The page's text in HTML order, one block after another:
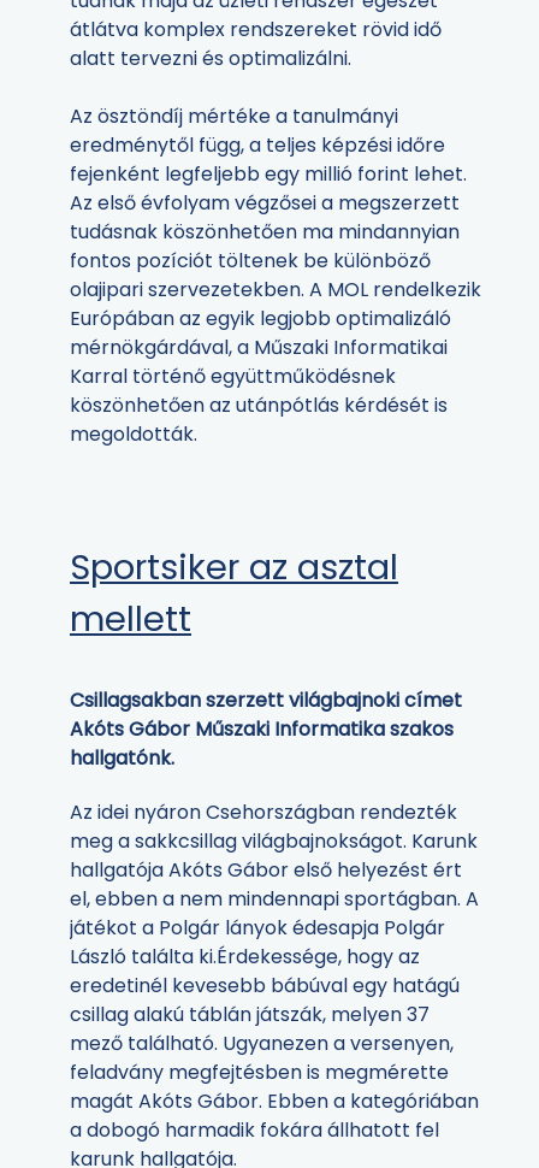
átlátva komplex rendszereket rövid idő
alatt tervezni és optimalizálni.
Az ösztöndíj mértéke a tanulmányi
eredménytől függ, a teljes képzési időre
fejenként legfeljebb egy millió forint lehet.
Az első évfolyam végzősei a megszerzett
tudásnak köszönhetően ma mindannyian
fontos pozíciót töltenek be különböző
olajipari szervezetekben. A MOL rendelkezik
Európában az egyik legjobb optimalizáló
mérnökgárdával, a Műszaki Informatikai
Karral történő együttműködésnek
köszönhetően az utánpótlás kérdését is
megoldották.
Sportsiker az asztal
mellett
Csillagsakban szerzett világbajnoki címet
Akóts Gábor Műszaki Informatika szakos
hallgatónk.
Az idei nyáron Csehországban rendezték
meg a sakkcsillag világbajnokságot. Karunk
hallgatója Akóts Gábor első helyezést ért
el, ebben a nem mindennapi sportágban. A
játékot a Polgár lányok édesapja Polgár
László találta ki.Érdekessége, hogy az
eredetinél kevesebb bábúval egy hatágú
csillag alakú táblán játszák, melyen 37
mező található. Ugyanezen a versenyen,
feladvány megfejtésben is megmérette
magát Akóts Gábor. Ebben a kategóriában
a dobogó harmadik fokára állhatott fel
karunk hallgatója.